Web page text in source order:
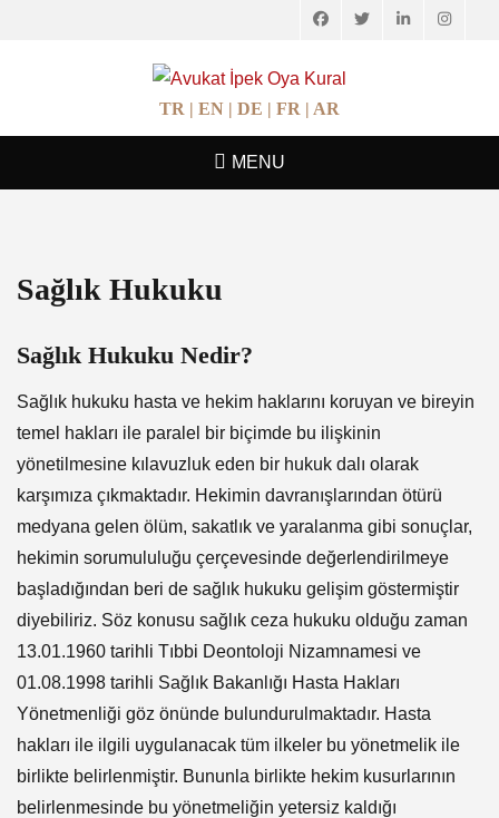
FacebookTwitterLinkedIn
AVUKAT İPEK
OYA KURAL
Avukatlık Hizmetleri
TR | EN | DE | FR | AR
MENU
Sağlık Hukuku
Sağlık Hukuku Nedir?
Sağlık hukuku hasta ve hekim haklarını koruyan ve bireyin
temel hakları ile paralel bir biçimde bu ilişkinin
yönetilmesine kılavuzluk eden bir hukuk dalı olarak
karşımıza çıkmaktadır. Hekimin davranışlarından ötürü
medyana gelen ölüm, sakatlık ve yaralanma gibi sonuçlar,
hekimin sorumululuğu çerçevesinde değerlendirilmeye
başladığından beri de sağlık hukuku gelişim göstermiştir
diyebiliriz. Söz konusu sağlık ceza hukuku olduğu zaman
13.01.1960 tarihli Tıbbi Deontoloji Nizamnamesi ve
01.08.1998 tarihli Sağlık Bakanlığı Hasta Hakları
Yönetmenliği göz önünde bulundurulmaktadır. Hasta
hakları ile ilgili uygulanacak tüm ilkeler bu yönetmelik ile
birlikte belirlenmiştir. Bununla birlikte hekim kusurlarının
belirlenmesinde bu yönetmeliğin yetersiz kaldığı